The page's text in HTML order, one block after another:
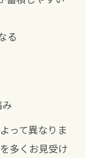
る
って異なりま
多くお見受け